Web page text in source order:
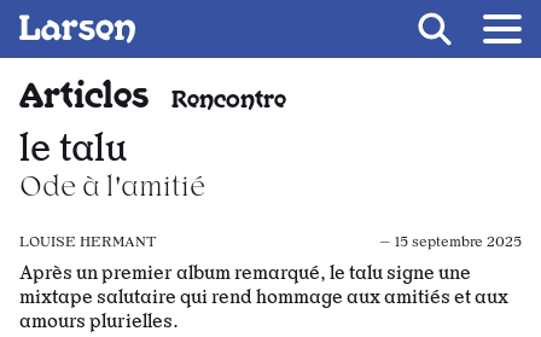
Fil d’ariane
Articles Rencontre
le talu
Ode à l'amitié
LOUISE HERMANT — 15 septembre 2025
Après un premier album remarqué, le talu signe une
mixtape salutaire qui rend hommage aux amitiés et aux
amours plurielles.